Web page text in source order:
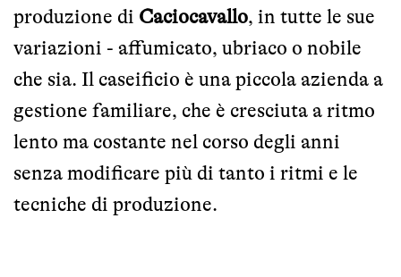
produzione di Caciocavallo, in tutte le sue
variazioni - affumicato, ubriaco o nobile
che sia. Il caseificio è una piccola azienda a
gestione familiare, che è cresciuta a ritmo
lento ma costante nel corso degli anni
senza modificare più di tanto i ritmi e le
tecniche di produzione.